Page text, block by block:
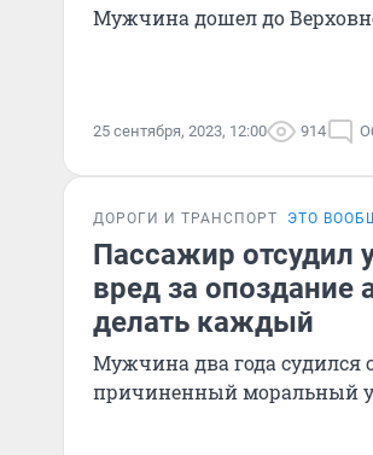
Мужчина дошел до
25 сентября, 2023, 12:00 914
ДОРОГИ И ТРАНСПОРТ ЭТО
Пассажир отсудил
вред за опоздание
делать каждый
Мужчина два года судился
причиненный моральный